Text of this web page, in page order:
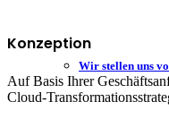
Wir stellen uns
Konzeption
Auf Basis Ihrer
Cloud-